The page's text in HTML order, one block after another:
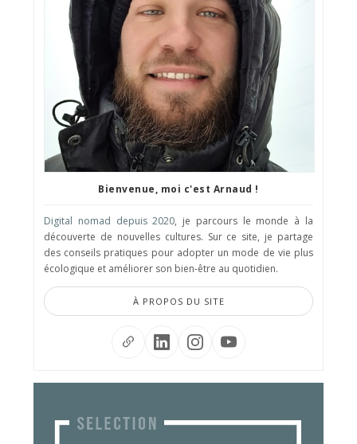
Bienvenue, moi c'est Arnaud !
Digital nomad depuis 2020, je parcours le monde à la
découverte de nouvelles cultures. Sur ce site, je partage
des conseils pratiques pour adopter un mode de vie plus
écologique et améliorer son bien-être au quotidien.
À PROPOS DU SITE